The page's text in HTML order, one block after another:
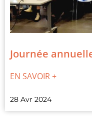
Journée
EN SAVOIR +
28 Avr 2024